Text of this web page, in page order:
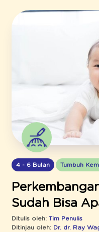
4 - 6 Bulan Tumbuh
Sudah Bisa
Ditulis oleh: Tim Penulis
Ditinjau oleh: Dr. dr. Ray